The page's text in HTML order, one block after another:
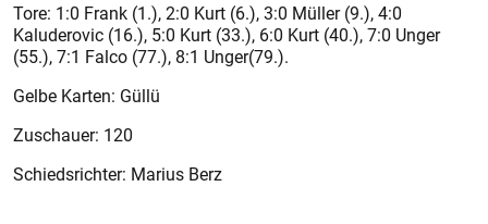
Tore: 1:0 Frank (1.), 2:0 Kurt (6.), 3:0 Müller (9.), 4:0
Kaluderovic (16.), 5:0 Kurt (33.), 6:0 Kurt (40.), 7:0 Unger
(55.), 7:1 Falco (77.), 8:1 Unger(79.).
Gelbe Karten: Güllü
Zuschauer: 120
Schiedsrichter: Marius Berz